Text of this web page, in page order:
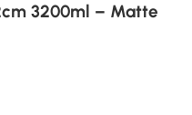
3200ml – Matte